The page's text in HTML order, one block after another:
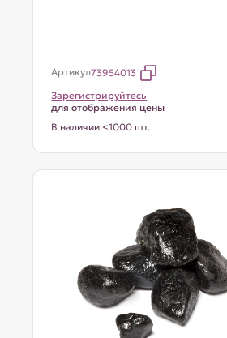
Артикул73954013
Зарегистрируйтесь
для отображения цены
В наличии <1000 шт.